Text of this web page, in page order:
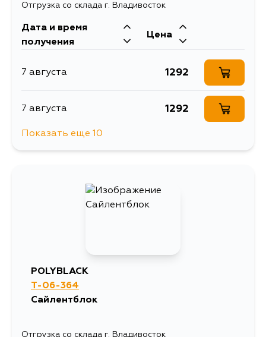
Отгрузка со склада г. Владивосток
Дата и время
получения
Цена
7 августа 1292
7 августа 1292
1520
12 августа
Показать еще 10
POLYBLACK
T-06-364
Сайлентблок
Отгрузка со склада г. Владивосток